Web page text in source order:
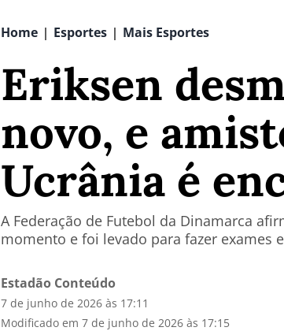
Home | Esportes | Mais Esportes
Eriksen
novo, e
Ucrânia é
A Federação de Futebol da Dinamarca
momento e foi levado para fazer exames
Estadão Conteúdo
7 de junho de 2026 às 17:11
Modificado em 7 de junho de 2026 às 17:15